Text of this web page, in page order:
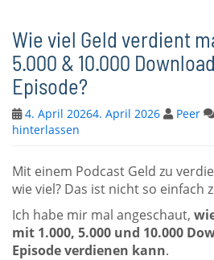
Wie viel Geld verdient
5.000 & 10.000
Episode?
4. April 20264. April 2026 Peer
hinterlassen
Mit einem Podcast Geld zu
wie viel? Das ist nicht so einfach
Ich habe mir mal angeschaut,
mit 1.000, 5.000 und 10.000
Episode verdienen kann.